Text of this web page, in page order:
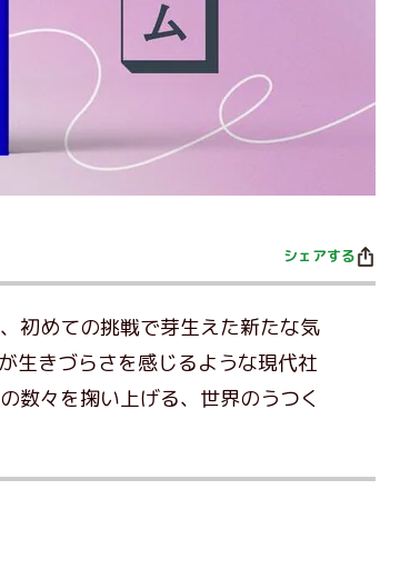
シェアする
初めての挑戦で芽生えた新たな気
生きづらさを感じるような現代社
数々を掬い上げる、世界のうつく